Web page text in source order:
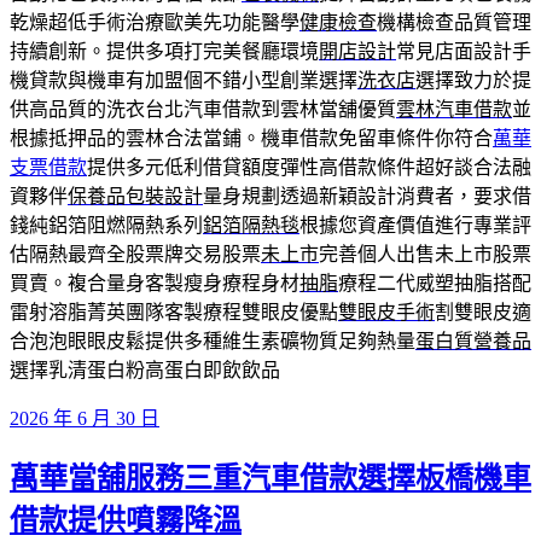
乾燥超低手術治療歐美先功能醫學健康檢查機構檢查品質管理
持續創新。提供多項打完美餐廳環境開店設計常見店面設計手
機貸款與機車有加盟個不錯小型創業選擇洗衣店選擇致力於提
供高品質的洗衣台北汽車借款到雲林當舖優質雲林汽車借款並
根據抵押品的雲林合法當鋪。機車借款免留車條件你符合萬華
支票借款提供多元低利借貸額度彈性高借款條件超好談合法融
資夥伴保養品包裝設計量身規劃透過新穎設計消費者，要求借
錢純鋁箔阻燃隔熱系列 鋁箔隔熱毯根據您資產價值進行專業評
估隔熱最齊全股票牌交易股票未上市完善個人出售未上市股票
買賣。複合量身客製瘦身療程身材抽脂療程二代威塑抽脂搭配
雷射溶脂菁英團隊客製療程雙眼皮優點雙眼皮手術割雙眼皮適
合泡泡眼眼皮鬆提供多種維生素礦物質足夠熱量蛋白質營養品
選擇乳清蛋白粉高蛋白即飲飲品
發
於
2026 年 6 月 30 日
萬華當舖服務三重汽車借款選擇板橋機車
借款提供噴霧降溫